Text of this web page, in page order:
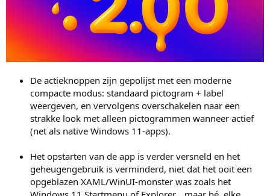
De actieknoppen zijn gepolijst met een moderne
compacte modus: standaard pictogram + label
weergeven, en vervolgens overschakelen naar een
strakke look met alleen pictogrammen wanneer actief
(net als native Windows 11-apps).
Het opstarten van de app is verder versneld en het
geheugengebruik is verminderd, niet dat het ooit een
opgeblazen XAML/WinUI-monster was zoals het